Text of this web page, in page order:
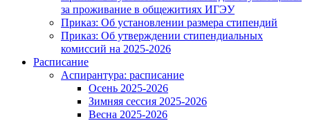
за проживание в общежитиях ИГЭУ
Приказ: Об установлении размера стипендий
Приказ: Об утверждении стипендиальных
комиссий на 2025-2026
Расписание
Аспирантура: расписание
Осень 2025-2026
Зимняя сессия 2025-2026
Весна 2025-2026